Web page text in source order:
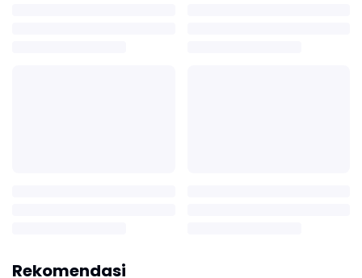
Rekomendasi